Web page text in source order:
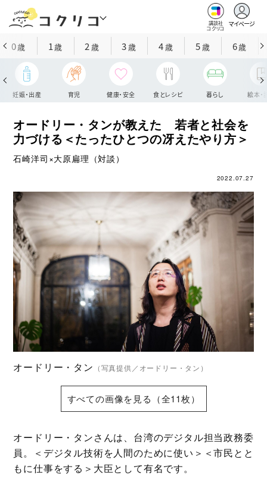
講談社
コクリコ
マイページ
0歳 1歳 2 歳 3歳 4歳 5歳 6歳
妊娠・出産 育児 健康・安全 食とレシピ 暮らし 絵本・
オードリー・タンが教えた 若者と社会を
力づける＜たったひとつの冴えたやり方＞
石崎洋司×大原扁理（対談）
2022.07.27
オードリー・タン （写真提供／オードリー・タン）
すべての画像を見る（全11枚）
オードリー・タンさんは、台湾のデジタル担当政務委
員。＜デジタル技術を人間のために使い＞＜市民とと
もに仕事をする＞大臣として有名です。